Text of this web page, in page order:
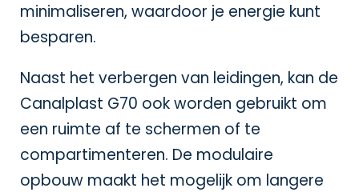
minimaliseren, waardoor je energie kunt
besparen.
Naast het verbergen van leidingen, kan de
Canalplast G70 ook worden gebruikt om
een ruimte af te schermen of te
compartimenteren. De modulaire
opbouw maakt het mogelijk om langere